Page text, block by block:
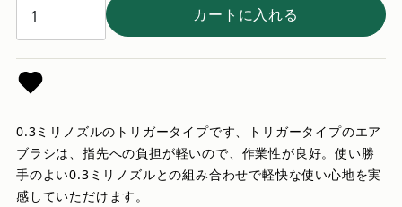
カートに入れる
0.3ミリノズルのトリガータイプです、トリガータイプのエア
ブラシは、指先への負担が軽いので、作業性が良好。使い勝
手のよい0.3ミリノズルとの組み合わせで軽快な使い心地を実
感していただけます。